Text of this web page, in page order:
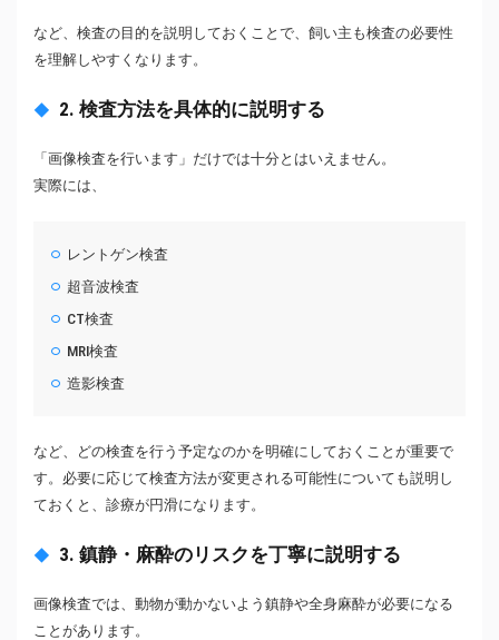
など、検査の目的を説明しておくことで、飼い主も検査の必要性
を理解しやすくなります。
2. 検査方法を具体的に説明する
「画像検査を行います」だけでは十分とはいえません。
実際には、
レントゲン検査
超音波検査
CT検査
MRI検査
造影検査
など、どの検査を行う予定なのかを明確にしておくことが重要で
す。必要に応じて検査方法が変更される可能性についても説明し
ておくと、診療が円滑になります。
3. 鎮静・麻酔のリスクを丁寧に説明する
画像検査では、動物が動かないよう鎮静や全身麻酔が必要になる
ことがあります。